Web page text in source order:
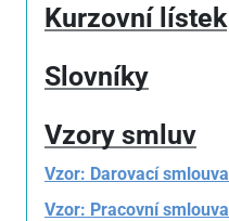
Kurzovní lístek
Slovníky
Vzory smluv
Vzor: Darovací smlouva
Vzor: Pracovní smlouva